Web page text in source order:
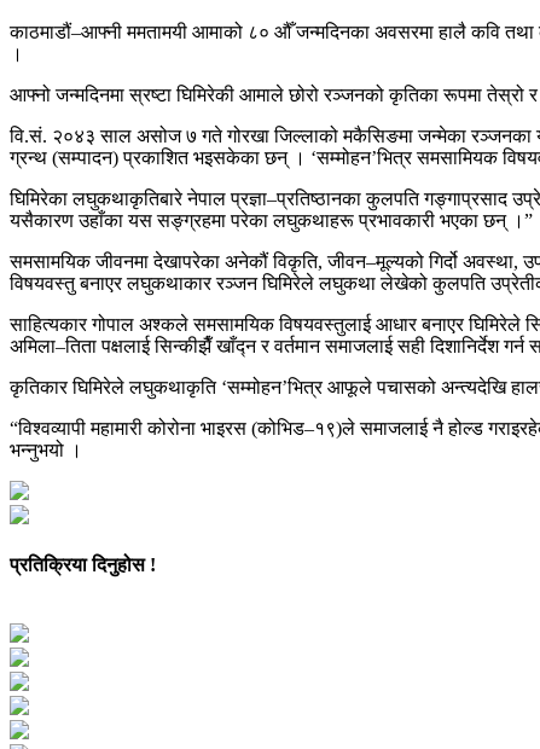
काठमाडौं–आफ्नी ममतामयी आमाको ८० औँ जन्मदिनका अवसरमा हालै कवि
।
आफ्नो जन्मदिनमा स्रष्टा घिमिरेकी आमाले छोरो रञ्जनको कृतिका रूपमा तेस्रो
वि.सं. २०४३ साल असोज ७ गते गोरखा जिल्लाको मकैसिङमा जन्मेका रञ्जनका
ग्रन्थ (सम्पादन) प्रकाशित भइसकेका छन् । ‘सम्मोहन’भित्र समसामियक
घिमिरेका लघुकथाकृतिबारे नेपाल प्रज्ञा–प्रतिष्ठानका कुलपति गङ्गाप्रसाद
यसैकारण उहाँका यस सङ्ग्रहमा परेका लघुकथाहरू प्रभावकारी भएका छन् ।”
समसामयिक जीवनमा देखापरेका अनेकौं विकृति, जीवन–मूल्यको गिर्दो अवस्था,
विषयवस्तु बनाएर लघुकथाकार रञ्जन घिमिरेले लघुकथा लेखेको कुलपति
साहित्यकार गोपाल अश्कले समसामयिक विषयवस्तुलाई आधार बनाएर घिमिरेले
अमिला–तिता पक्षलाई सिन्कीझैँ खाँद्न र वर्तमान समाजलाई सही दिशानिर्देश
कृतिकार घिमिरेले लघुकथाकृति ‘सम्मोहन’भित्र आफूले पचासको अन्त्यदेखि
“विश्वव्यापी महामारी कोरोना भाइरस (कोभिड–१९)ले समाजलाई नै होल्ड
भन्नुभयो ।
प्रतिक्रिया दिनुहोस !